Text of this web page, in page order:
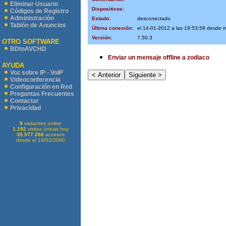
Eliminar Usuario
Códigos de Registro
Administración
Tablón de Anuncios
OTRO SOFTWARE
BDtoAVCHD
AYUDA
Voz sobre IP - VoIP
Videoconferencia
Configuración en Red
Preguntas Frecuentes
Contactar
Privacidad
9visitantes online
1.192 visitas únicas hoy
35.577.266accesos
desde el 19/02/2000
Dispositivos:
Estado:
desconectado
Última conexión:
el 14-01-2012 a las 19:53:59 desde
Versión:
7.50.3
Enviar un mensaje offline a zodiaco